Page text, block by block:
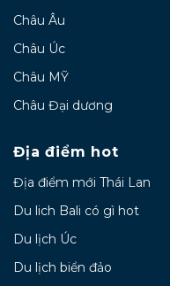
Châu Âu
Châu Úc
Châu MỸ
Châu Đại dương
Địa điểm hot
Địa điểm mới Thái Lan
Du lich Bali có gì hot
Du lịch Úc
Du lịch biển đảo